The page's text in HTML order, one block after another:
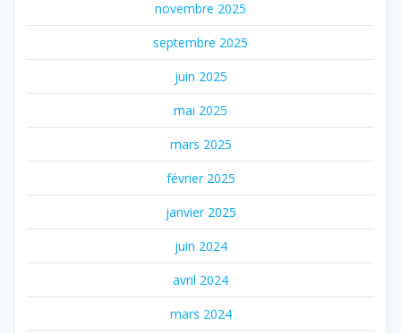
novembre 2025
septembre 2025
juin 2025
mai 2025
mars 2025
février 2025
janvier 2025
juin 2024
avril 2024
mars 2024